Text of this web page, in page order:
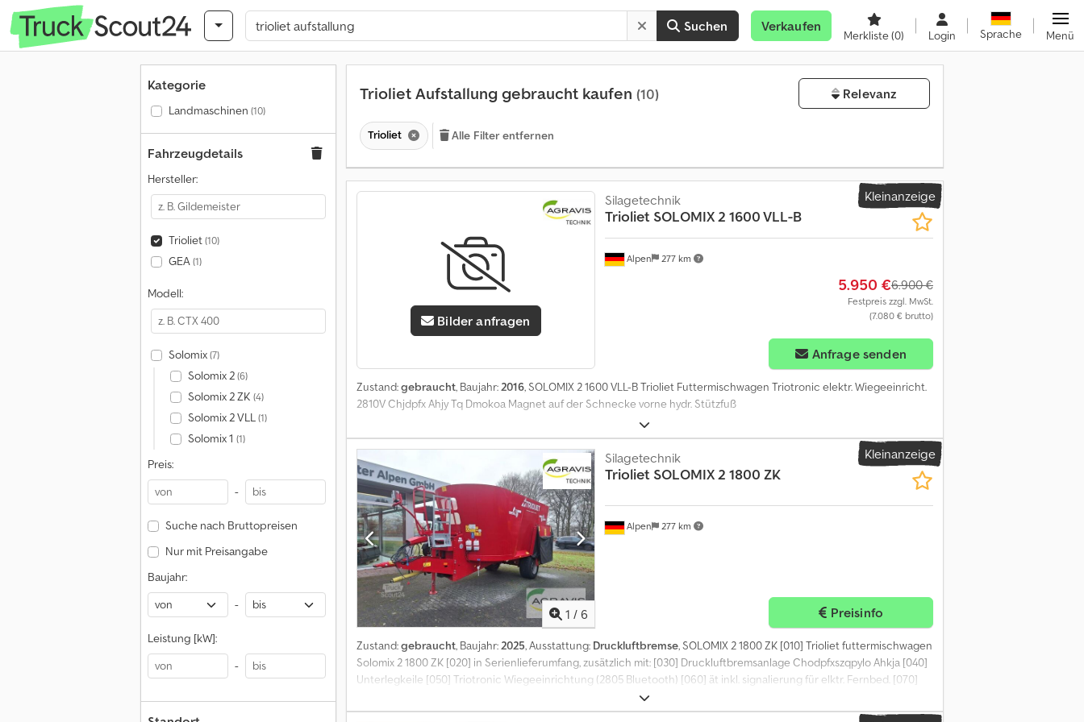
Suchen Verkaufen
Merkliste(0) Login Sprache Menü
Kategorie
Landmaschinen (10)
Fahrzeugdetails
Hersteller:
Trioliet(10)
GEA(1)
Modell:
Solomix(7)
Solomix 2(6)
Solomix 2 ZK (4)
Solomix 2 VLL(1)
Solomix 1 (1)
Preis:
-
Suche nach Bruttopreisen
Nur mit Preisangabe
Baujahr:
-
Leistung [kW]:
-
Trioliet Aufstallung gebraucht kaufen (10) Relevanz
Trioliet Alle Filter entfernen
Kleinanzeige
Bilder anfragen
Alpen 277 km
Silagetechnik
Trioliet SOLOMIX 2 1600 VLL-B
5.950 €6.900 €
Festpreis zzgl. MwSt.
(7.080 € brutto)
Anfrage senden
Zustand:gebraucht, Baujahr:2016, SOLOMIX 2 1600 VLL-B Trioliet Futtermischwagen Triotronic elektr. Wiegeeinricht.
2810V Chjdpfx Ahjy Tq Dmokoa Magnet auf der Schnecke vorne hydr. Stützfuß
Kleinanzeige
1 / 6
Alpen 277 km
Silagetechnik
Trioliet SOLOMIX 2 1800 ZK
Preisinfo
Zustand:gebraucht, Baujahr:2025, Ausstattung: Druckluftbremse, SOLOMIX 2 1800 ZK [010] Trioliet futtermischwagen
Solomix 2 1800 ZK [020] in Serienlieferumfang, zusätzlich mit: [030] Druckluftbremsanlage Chodpfxszqpylo Ahkja [040]
Unterlegkeile [050] Triotronic Wiegeeinrichtung (2805 Bluetooth) [060] ät inkl. signalierung für elktr. Fernbed. [070]
Reduziergetriebe [080] Elektrische Bedienung Reduziergetriebe [090] Schaltbares Reduziergetriebe (i=1,7) [100] ZK
Dosierschieber seitlich links hinten [110] ZK Dosierschieber seitlich rechts hinten [120] Trioform Schneidmesser lang
a
t
l
i
c
h
b
e
0
0
K
a
u